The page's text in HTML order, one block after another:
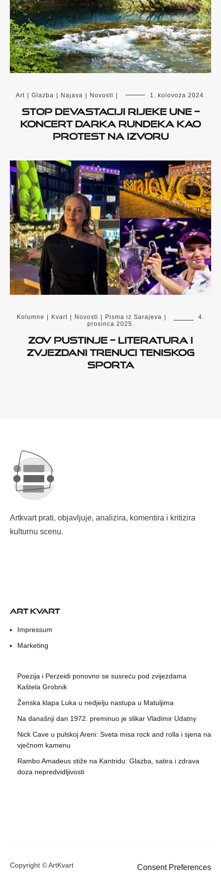
Art | Glazba | Najava | Novosti | 1. kolovoza 2024.
Stop devastaciji rijeke Une –
Koncert Darka Rundeka kao
protest na izvoru
Kolumne | Kvart | Novosti | Pisma iz Sarajeva |
4.
prosinca 2025.
Zov pustinje – literatura i
zvjezdani trenuci teniskog
sporta
Artkvart prati, objavljuje, analizira, komentira i kritizira
kulturnu scenu.
ART KVART
Impressum
Marketing
Poezija i Perzeidi ponovno se susreću pod zvijezdama
Kaštela Grobnik
Ženska klapa Luka u nedjelju nastupa u Matuljima
Na današnji dan 1972. preminuo je slikar Vladimir Udatny
Nick Cave u pulskoj Areni: Sveta misa rock and rolla i sjena na
vječnom kamenu
Rambo Amadeus stiže na Kantridu: Glazba, satira i zdrava
doza nepredvidljivosti
Copyright © ArtKvart Consent Preferences